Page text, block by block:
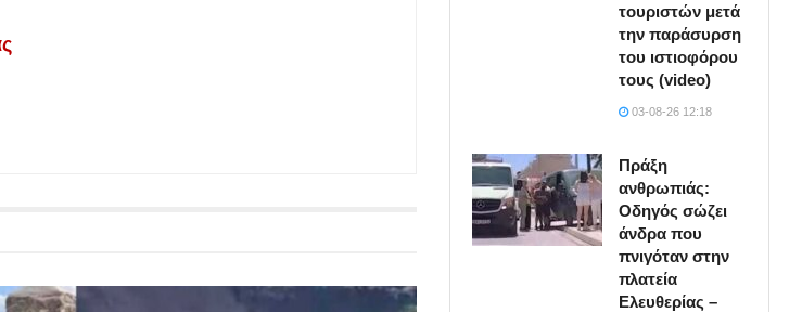
τουριστών μετά
την παράσυρση
του ιστιοφόρου
τους (video)
03-08-26 12:18
Πράξη
ανθρωπιάς:
Οδηγός σώζει
άνδρα που
πνιγόταν στην
πλατεία
Ελευθερίας –